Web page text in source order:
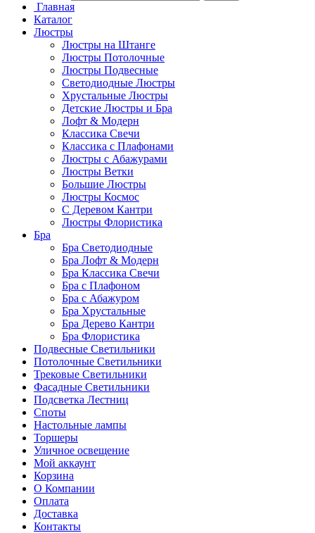
Главная
Каталог
Люстры
Люстры на Штанге
Люстры Потолочные
Люстры Подвесные
Светодиодные Люстры
Хрустальные Люстры
Детские Люстры и Бра
Лофт & Модерн
Классика Свечи
Классика с Плафонами
Люстры с Абажурами
Люстры Ветки
Большие Люстры
Люстры Космос
С Деревом Кантри
Люстры Флористика
Бра
Бра Светодиодные
Бра Лофт & Модерн
Бра Классика Свечи
Бра с Плафоном
Бра с Абажуром
Бра Хрустальные
Бра Дерево Кантри
Бра Флористика
Подвесные Светильники
Потолочные Светильники
Трековые Светильники
Фасадные Светильники
Подсветка Лестниц
Споты
Настольные лампы
Торшеры
Уличное освещение
Мой аккаунт
Корзина
О Компании
Оплата
Доставка
Контакты